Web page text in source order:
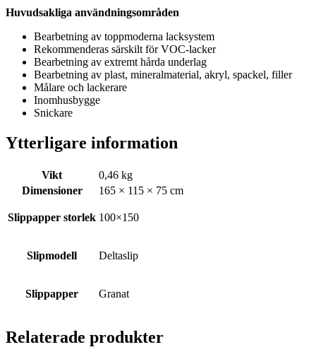
Huvudsakliga användningsområden
Bearbetning av toppmoderna lacksystem
Rekommenderas särskilt för VOC-lacker
Bearbetning av extremt hårda underlag
Bearbetning av plast, mineralmaterial, akryl, spackel, filler
Målare och lackerare
Inomhusbygge
Snickare
Ytterligare information
Vikt
0,46 kg
Dimensioner
165 × 115 × 75 cm
Slippapper storlek 100×150
Slipmodell Deltaslip
Slippapper Granat
Relaterade produkter